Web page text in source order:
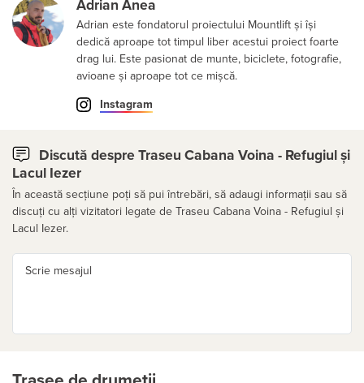
Adrian Anea
Adrian este fondatorul proiectului Mountlift și își
dedică aproape tot timpul liber acestui proiect foarte
drag lui. Este pasionat de munte, biciclete, fotografie,
avioane și aproape tot ce mișcă.
Instagram
Discută despre Traseu Cabana Voina - Refugiul și
Lacul Iezer
În această secțiune poți să pui întrebări, să adaugi informații sau să
discuți cu alți vizitatori legate de Traseu Cabana Voina - Refugiul și
Lacul Iezer.
Scrie mesajul